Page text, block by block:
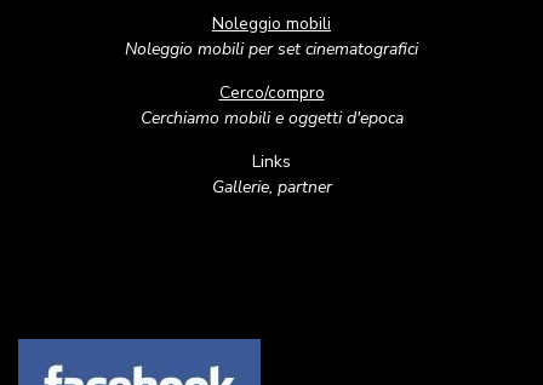
Noleggio mobili
Noleggio mobili per set cinematografici
Cerco/compro
Cerchiamo mobili e oggetti d'epoca
Links
Gallerie, partner